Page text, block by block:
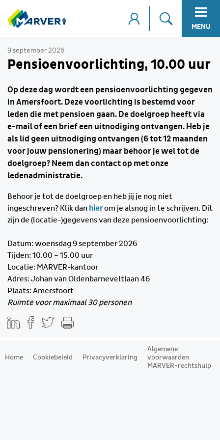
MENU
9 september 2026
Pensioenvoorlichting, 10.00 uur
Op deze dag wordt een pensioenvoorlichting gegeven
in Amersfoort. Deze voorlichting is bestemd voor
leden die met pensioen gaan. De doelgroep heeft via
e-mail of een brief een uitnodiging ontvangen. Heb je
als lid geen uitnodiging ontvangen (6 tot 12 maanden
voor jouw pensionering) maar behoor je wel tot de
doelgroep? Neem dan contact op met onze
ledenadministratie.
Behoor je tot de doelgroep en heb jij je nog niet
ingeschreven? Klik dan hierom je alsnog in te schrijven. Dit
zijn de (locatie-)gegevens van deze pensioenvoorlichting:
Datum: woensdag 9 september 2026
Tijden: 10.00 – 15.00 uur
Locatie: MARVER-kantoor
Adres: Johan van Oldenbarneveltlaan 46
Plaats: Amersfoort
Ruimte voor maximaal 30 personen
Home Cookiebeleid Privacyverklaring
Algemene
voorwaarden
MARVER-rechtshulp